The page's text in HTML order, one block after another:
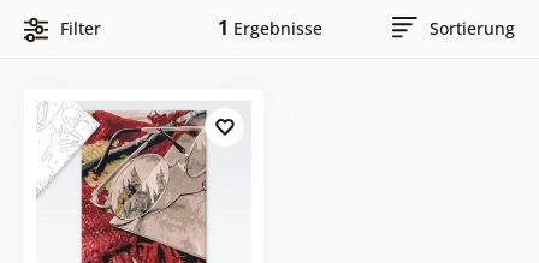
Filter 1 Ergebnisse Sortierung